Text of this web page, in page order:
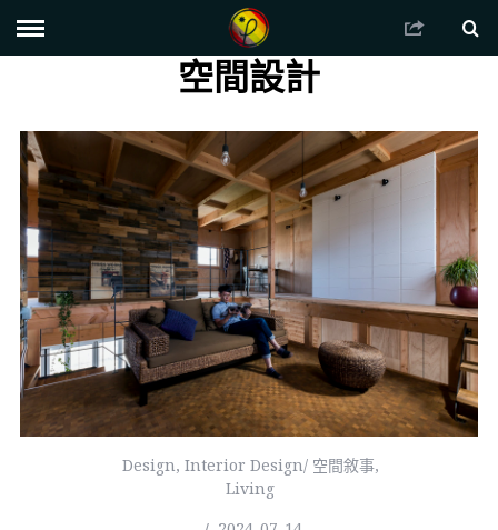
空間設計
Design, Interior Design/ 空間敘事,
Living